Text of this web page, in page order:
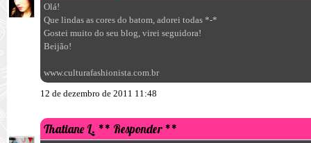
Olá!
Que lindas as cores do batom, adorei todas *-*
Gostei muito do seu blog, virei seguidora!
Beijão!
www.culturafashionista.com.br
12 de dezembro de 2011 11:48
Thatiane L. ** Responder **